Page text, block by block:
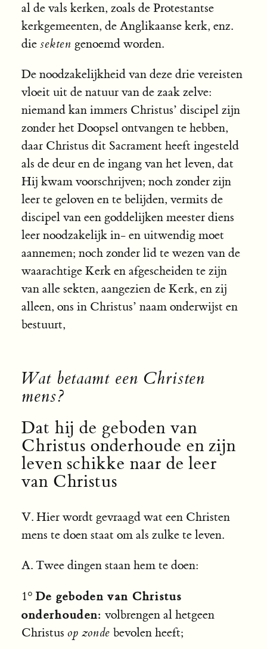
al de vals kerken, zoals de Protestantse
kerkgemeenten, de Anglikaanse kerk, enz.
die sekten genoemd worden.
De noodzakelijkheid van deze drie vereisten
vloeit uit de natuur van de zaak zelve:
niemand kan immers Christus’ discipel zijn
zonder het Doopsel ontvangen te hebben,
daar Christus dit Sacrament heeft ingesteld
als de deur en de ingang van het leven, dat
Hij kwam voorschrijven; noch zonder zijn
leer te geloven en te belijden, vermits de
discipel van een goddelijken meester diens
leer noodzakelijk in- en uitwendig moet
aannemen; noch zonder lid te wezen van de
waarachtige Kerk en afgescheiden te zijn
van alle sekten, aangezien de Kerk, en zij
alleen, ons in Christus’ naam onderwijst en
bestuurt,
Wat betaamt een Christen
mens?
Dat hij de geboden van
Christus onderhoude en zijn
leven schikke naar de leer
van Christus
V. Hier wordt gevraagd wat een Christen
mens te doen staat om als zulke te leven.
A. Twee dingen staan hem te doen:
1° De geboden van Christus
onderhouden: volbrengen al hetgeen
Christus op zonde bevolen heeft;